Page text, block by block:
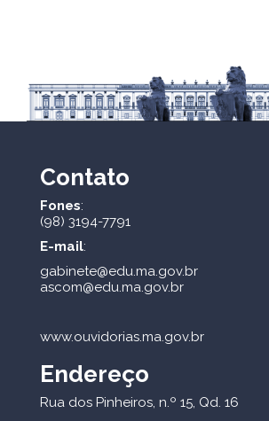
Contato
Fones:
(98) 3194-7791
E-mail:
gabinete@edu.ma.gov.br
ascom@edu.ma.gov.br
www.ouvidorias.ma.gov.br
Endereço
Rua dos Pinheiros, n.º 15, Qd. 16